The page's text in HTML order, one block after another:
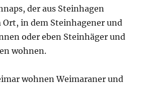
der aus Steinhagen
in dem Steinhagener und
oder eben Steinhäger und
wohnen.
wohnen Weimaraner und